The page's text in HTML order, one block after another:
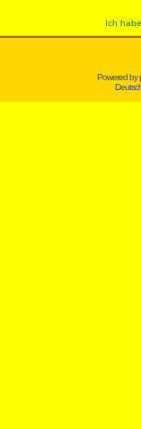
Ich
Powered by